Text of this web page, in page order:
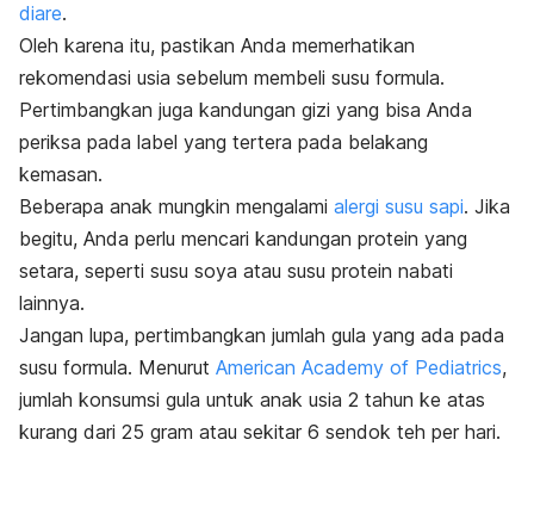
diare.
Oleh karena itu, pastikan Anda memerhatikan
rekomendasi usia sebelum membeli susu formula.
Pertimbangkan juga kandungan gizi yang bisa Anda
periksa pada label yang tertera pada belakang
kemasan.
Beberapa anak mungkin mengalami alergi susu sapi. Jika
begitu, Anda perlu mencari kandungan protein yang
setara, seperti susu soya atau susu protein nabati
lainnya.
Jangan lupa, pertimbangkan jumlah gula yang ada pada
susu formula. Menurut American Academy of Pediatrics,
jumlah konsumsi gula untuk anak usia 2 tahun ke atas
kurang dari 25 gram atau sekitar 6 sendok teh per hari.